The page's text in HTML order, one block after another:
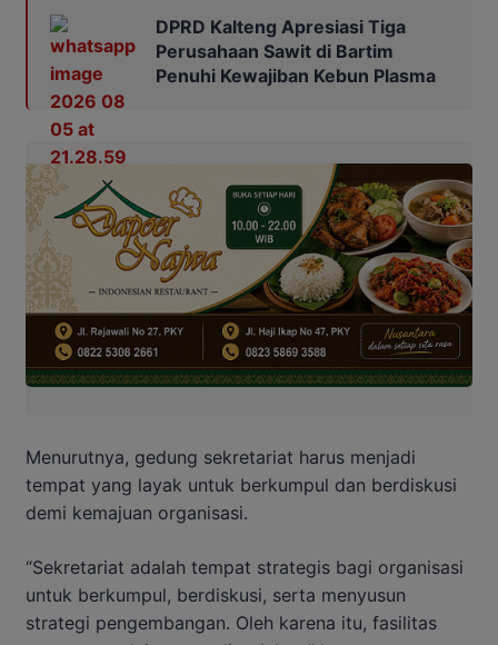
DPRD Kalteng Apresiasi Tiga
Perusahaan Sawit di Bartim
Penuhi Kewajiban Kebun Plasma
Menurutnya, gedung sekretariat harus menjadi
tempat yang layak untuk berkumpul dan berdiskusi
demi kemajuan organisasi.
“Sekretariat adalah tempat strategis bagi organisasi
untuk berkumpul, berdiskusi, serta menyusun
strategi pengembangan. Oleh karena itu, fasilitas